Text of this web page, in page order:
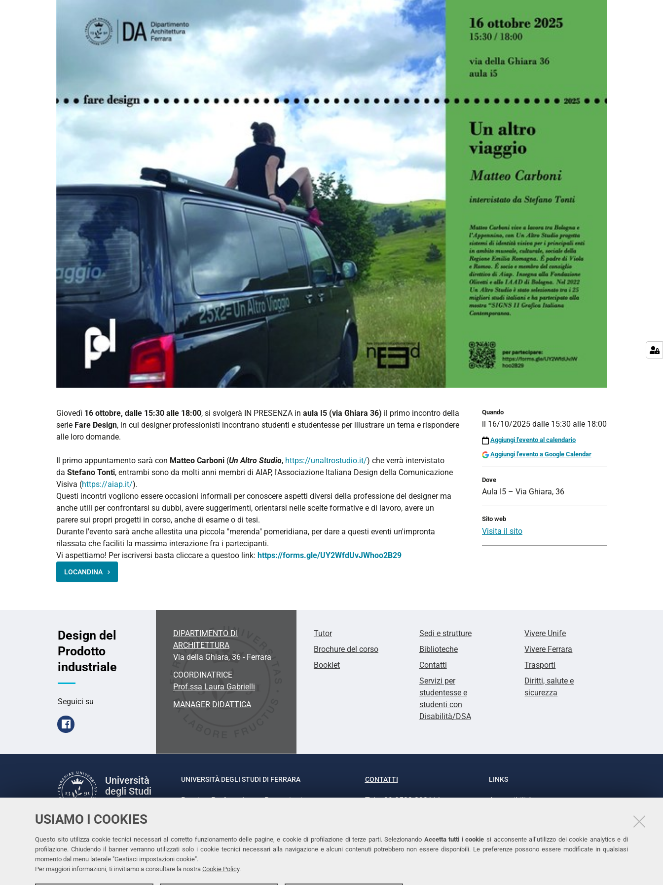
USIAMO I COOKIES
Questo sito utilizza cookie tecnici necessari al corretto funzionamento delle pagine, e cookie di profilazione di terze parti. Selezionando Accetta tutti i cookie si acconsente all’utilizzo dei cookie analytics e di
profilazione. Chiudendo il banner verranno utilizzati solo i cookie tecnici necessari alla navigazione e alcuni contenuti potrebbero non essere disponibili. Le preferenze possono essere modificate in qualsiasi
momento dal menu laterale "Gestisci impostazioni cookie".
Per maggiori informazioni, ti invitiamo a consultare la nostra Cookie Policy.
https://corsi.unife.it/it/design/eventi/2025/fare-
design
Fare Design
Un
altro
viaggio
2025-
10-
16T15:30:00+02:00
2025-
10-
16T18:00:00+02:00
Quando
il 16/10/2025 dalle 15:30 alle 18:00
Aggiungi l'evento al calendario
Aggiungi l'evento a Google Calendar
Dove
Aula I5 – Via Ghiara, 36
Sito web
Visita il sito
Giovedì 16 ottobre, dalle 15:30 alle 18:00, si svolgerà IN PRESENZA in aula I5 (via Ghiara 36) il primo incontro della
serie Fare Design, in cui designer professionisti incontrano studenti e studentesse per illustrare un tema e rispondere
alle loro domande.
Il primo appuntamento sarà con Matteo Carboni (Un Altro Studio, https://unaltrostudio.it/) che verrà intervistato
da Stefano Tonti, entrambi sono da molti anni membri di AIAP, l'Associazione Italiana Design della Comunicazione
Visiva (https://aiap.it/).
Questi incontri vogliono essere occasioni informali per conoscere aspetti diversi della professione del designer ma
anche utili per confrontarsi su dubbi, avere suggerimenti, orientarsi nelle scelte formative e di lavoro, avere un
parere sui propri progetti in corso, anche di esame o di tesi.
Durante l'evento sarà anche allestita una piccola "merenda" pomeridiana, per dare a questi eventi un'impronta
rilassata che faciliti la massima interazione fra i partecipanti.
Vi aspettiamo! Per iscriversi basta cliccare a questoo link: https://forms.gle/UY2WfdUvJWhoo2B29
LOCANDINA
Design del
Prodotto
industriale
Seguici su
Facebook
DIPARTIMENTO DI
ARCHITETTURA
Via della Ghiara, 36 - Ferrara
COORDINATRICE
Prof.ssa Laura Gabrielli
MANAGER DIDATTICA
Tutor
Brochure del corso
Booklet
Sedi e strutture
Biblioteche
Contatti
Servizi per
studentesse e
studenti con
Disabilità/DSA
Vivere Unife
Vivere Ferrara
Trasporti
Diritti, salute e
sicurezza
Università
degli Studi
Facebook
LinkedinInstagram
Youtube
UNIVERSITÀ DEGLI STUDI DI FERRARA
Rettrice: Prof.ssa Laura Ramaciotti
CONTATTI
Tel. +39 0532 293111
LINKS
Accessibilità
Cookies